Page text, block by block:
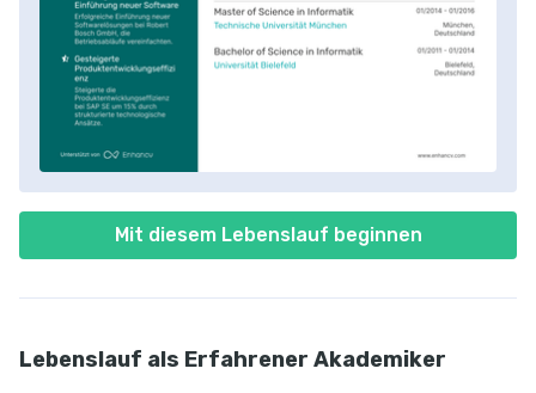
Mit diesem Lebenslauf beginnen
Lebenslauf als Erfahrener Akademiker